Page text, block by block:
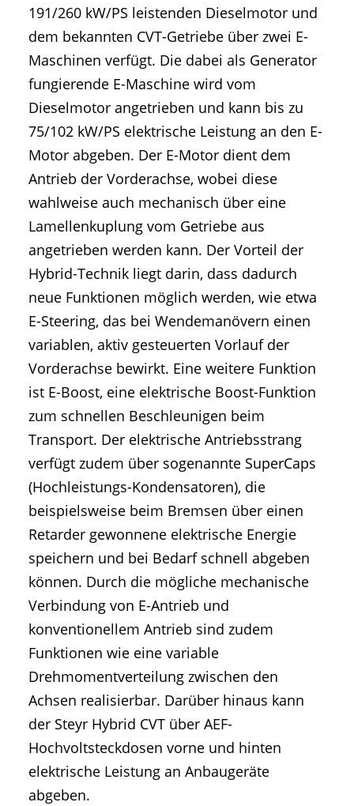
191/260 kW/PS leistenden Dieselmotor und
dem bekannten CVT-Getriebe über zwei E-
Maschinen verfügt. Die dabei als Generator
fungierende E-Maschine wird vom
Dieselmotor angetrieben und kann bis zu
75/102 kW/PS elektrische Leistung an den E-
Motor abgeben. Der E-Motor dient dem
Antrieb der Vorderachse, wobei diese
wahlweise auch mechanisch über eine
Lamellenkuplung vom Getriebe aus
angetrieben werden kann. Der Vorteil der
Hybrid-Technik liegt darin, dass dadurch
neue Funktionen möglich werden, wie etwa
E-Steering, das bei Wendemanövern einen
variablen, aktiv gesteuerten Vorlauf der
Vorderachse bewirkt. Eine weitere Funktion
ist E-Boost, eine elektrische Boost-Funktion
zum schnellen Beschleunigen beim
Transport. Der elektrische Antriebsstrang
verfügt zudem über sogenannte SuperCaps
(Hochleistungs-Kondensatoren), die
beispielsweise beim Bremsen über einen
Retarder gewonnene elektrische Energie
speichern und bei Bedarf schnell abgeben
können. Durch die mögliche mechanische
Verbindung von E-Antrieb und
konventionellem Antrieb sind zudem
Funktionen wie eine variable
Drehmomentverteilung zwischen den
Achsen realisierbar. Darüber hinaus kann
der Steyr Hybrid CVT über AEF-
Hochvoltsteckdosen vorne und hinten
elektrische Leistung an Anbaugeräte
abgeben.